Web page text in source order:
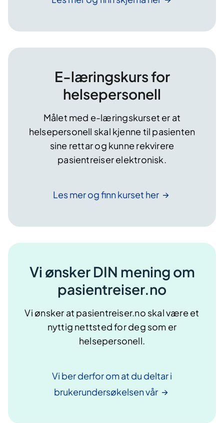
E-læringskurs for
helsepersonell
Målet med e-læringskurset er at
helsepersonell skal kjenne til pasienten
sine rettar og kunne rekvirere
pasientreiser elektronisk.
Les mer og finn kurset her
Vi ønsker DIN mening om
pasientreiser.no
Vi ønsker at pasientreiser.no skal være et
nyttig nettsted for deg som er
helsepersonell.
Vi ber derfor om at du deltar i
brukerundersøkelsenvår